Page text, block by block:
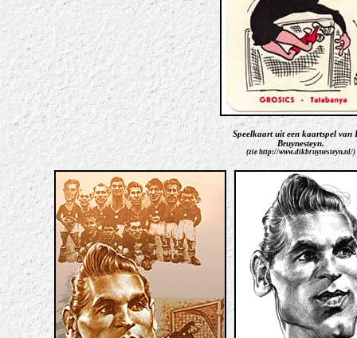
Speelkaart uit een kaartspel van
Bruynesteyn.
(zie http://www.dikbruynesteyn.nl/)